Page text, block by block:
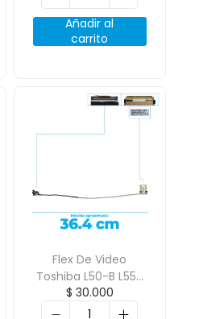
Añadir al
carrito
Flex De Video
Toshiba L50-B L55-
B5163Rm L55D-B
L55-B S55-B 40 Pin
$ 30.000